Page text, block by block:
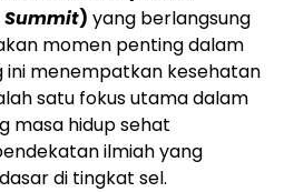
) yang berlangsung
momen penting dalam
ini menempatkan kesehatan
satu fokus utama dalam
masa hidup sehat
ilmiah yang
di tingkat sel.